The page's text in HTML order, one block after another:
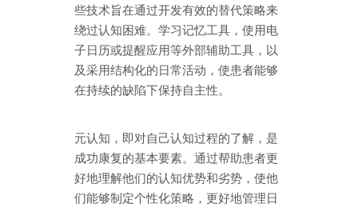
些技术旨在通过开发有效的替代策略来
绕过认知困难。学习记忆工具，使用电
子日历或提醒应用等外部辅助工具，以
及采用结构化的日常活动，使患者能够
在持续的缺陷下保持自主性。
元认知，即对自己认知过程的了解，是
成功康复的基本要素。通过帮助患者更
好地理解他们的认知优势和劣势，使他
们能够制定个性化策略，更好地管理日